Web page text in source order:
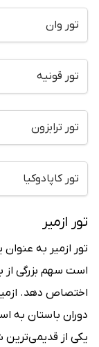
تور وان
تور قونیه
تور ترابزون
تور کاپادوکیا
تور ازمیر
تور ازمیر به
است سهم بزرگی از
اختصاص دهد. ازمیر
یکی از قدیمی‌ترین